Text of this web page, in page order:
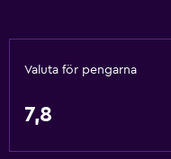
Valuta för pengarna
7,8